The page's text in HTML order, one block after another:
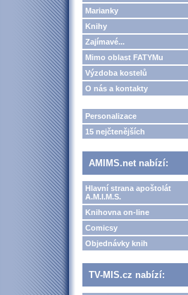
Marianky
Knihy
Zajímavé...
Mimo oblast FATYMu
Výzdoba kostelů
O nás a kontakty
Personalizace
15 nejčtenějších
AMIMS.net nabízí:
Hlavní strana apoštolát
A.M.I.M.S.
Knihovna on-line
Comicsy
Objednávky knih
TV-MIS.cz nabízí: